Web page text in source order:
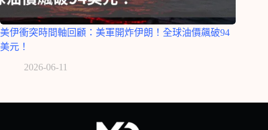
美伊衝突時間軸回顧：美軍開炸伊朗！全球油價飆破94
美元！
2026-06-11